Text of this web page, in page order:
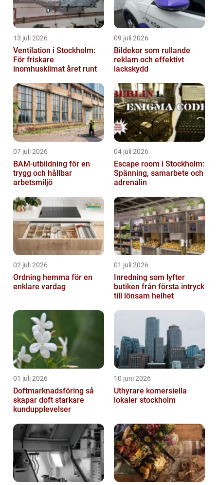
13 juli 2026
Ventilation i Stockholm:
För friskare
inomhusklimat året runt
09 juli 2026
Bildekor som rullande
reklam och effektivt
lackskydd
07 juli 2026
BAM-utbildning för en
trygg och hållbar
arbetsmiljö
04 juli 2026
Escape room i Stockholm:
Spänning, samarbete och
adrenalin
02 juli 2026
Ordning hemma för en
enklare vardag
01 juli 2026
Inredning som lyfter
butiken från första intryck
till lönsam helhet
01 juli 2026
Doftmarknadsföring så
skapar doft starkare
kundupplevelser
10 juni 2026
Uthyrare komersiella
lokaler stockholm